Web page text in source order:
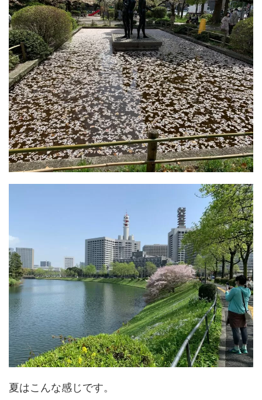
夏はこんな感じです。